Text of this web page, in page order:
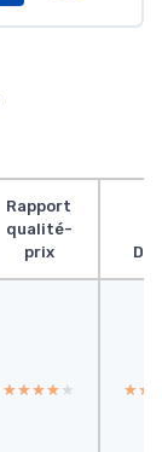
Rapport
qualité-
prix
★★★★★
★★★★★